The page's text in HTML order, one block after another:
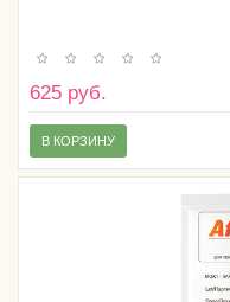
625 руб.
В КОРЗИНУ